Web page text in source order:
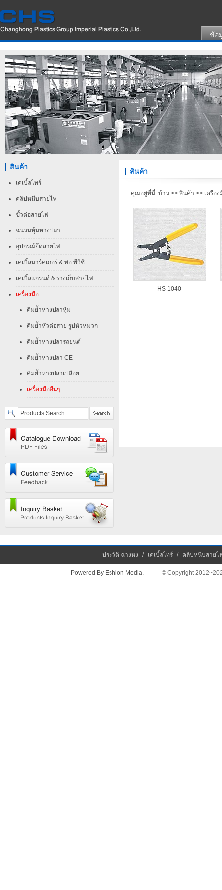
ข้อ
สินค้า
เคเบิ้ลไทร์
คลิปหนีบสายไฟ
ขั้วต่อสายไฟ
ฉนวนหุ้มหางปลา
อุปกรณ์ยึดสายไฟ
เคเบิ้ลมาร์คเกอร์ & ท่อ พีวีซี
เคเบิ้ลแกรนด์ & รางเก็บสายไฟ
เครื่องมือ
คีมย้ำหางปลาหุ้ม
คีมย้ำหัวต่อสาย รูปหัวหมวก
คีมย้ำหางปลารถยนต์
คีมย้ำหางปลา CE
คีมย้ำหางปลาเปลือย
เครื่องมืออื่นๆ
สินค้า
คุณอยู่ที่นี่: บ้าน >> สินค้า >> เครื่อง
HS-1040
ประวัติ ฉางหง / เคเบิ้ลไทร์ / คลิปหนีบสายไ
Powered By Eshion Media. © Copyright 2012~2026